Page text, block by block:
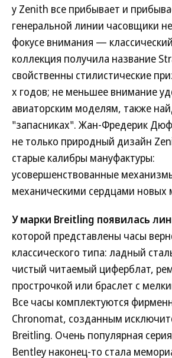
у Zenith все прибывает и
генеральной линии часовщики
фокусе внимания —
коллекция получила название
свойственны стилистические
х годов; не меньшее внимание
авиаторским моделям, также
"запасниках". Жан-Фредерик
не только природный дизайн
старые калибры мануфактуры:
усовершенствованные
механическими сердцами новых
У марки Breitling появилась
которой представлены часы
классического типа: ладный
чистый читаемый циферблат,
прострочкой или браслет с
Все часы комплектуются
Chronomat, созданным
Breitling. Очень популярная
Bentley наконец-то стала